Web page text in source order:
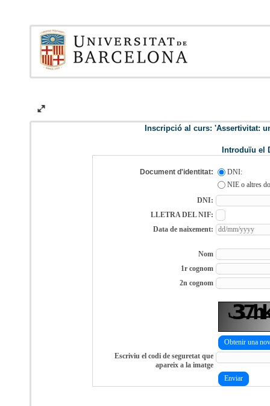
Inscripció al curs: 'Assertivitat:
Introduïu el
Document d'identitat:
DNI:
NIE o altres
DNI:
LLETRA DEL NIF:
Data de naixement:
Nom
1r cognom
2n cognom
Obtenir una
Escriviu el codi de seguretat que
apareix a la imatge
Enviar